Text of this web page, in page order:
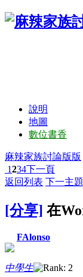
說明
地圖
數位書香
麻辣家族討論版版
1234下一頁
返回列表 下一主題
[分享] 在
FAlonso
中學生